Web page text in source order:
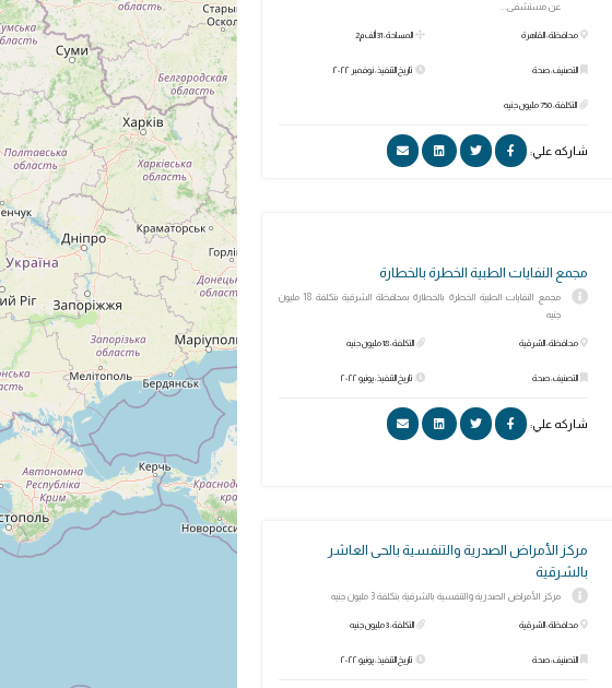
عن مستشفى...
محافظة: القاهرة
التصنيف: صحة
التكلفة: 750 مليون جنيه
المساحة: 31 ألف م2
تاريخ التنفيذ: نوفمبر ٢٠٢٢
شاركه علي:
مجمع النفايات الطبية الخطرة بالخطارة
مجمع النفايات الطبية الخطرة بالخطارة بمحافظة الشرقية بتكلفة 18 مليون
جنيه
محافظة: الشرقية
التصنيف: صحة
التكلفة: 18 مليون جنيه
تاريخ التنفيذ: يونيو ٢٠٢٢
شاركه علي:
مركز الأمراض الصدرية والتنفسية بالحى العاشر
بالشرقية
مركز الأمراض الصدرية والتنفسية بالشرقية بتكلفة 3 مليون جنيه
محافظة: الشرقية
التصنيف: صحة
التكلفة: 3 مليون جنيه
تاريخ التنفيذ: يونيو ٢٠٢٢